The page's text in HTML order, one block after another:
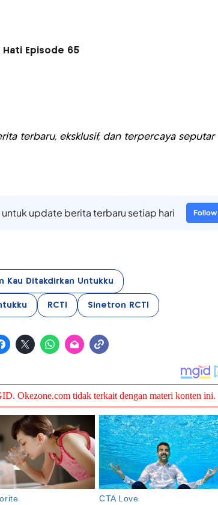
Episode 65
terbaru, eksklusif, dan terpercaya seputar
untuk update berita terbaru setiap hari Follow
Kau Ditakdirkan Untukku
RCTI Sinetron RCTI